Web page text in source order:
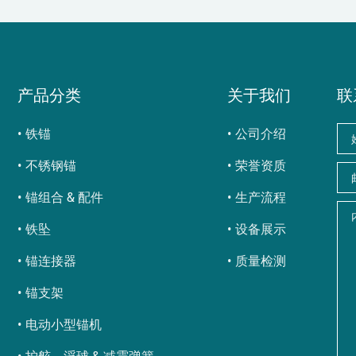
产品分类
铁锚
不锈钢锚
锚组合 & 配件
铁坠
锚连接器
锚支架
电动小型锚机
关于我们
公司介绍
荣誉资质
生产流程
设备展示
质量检测